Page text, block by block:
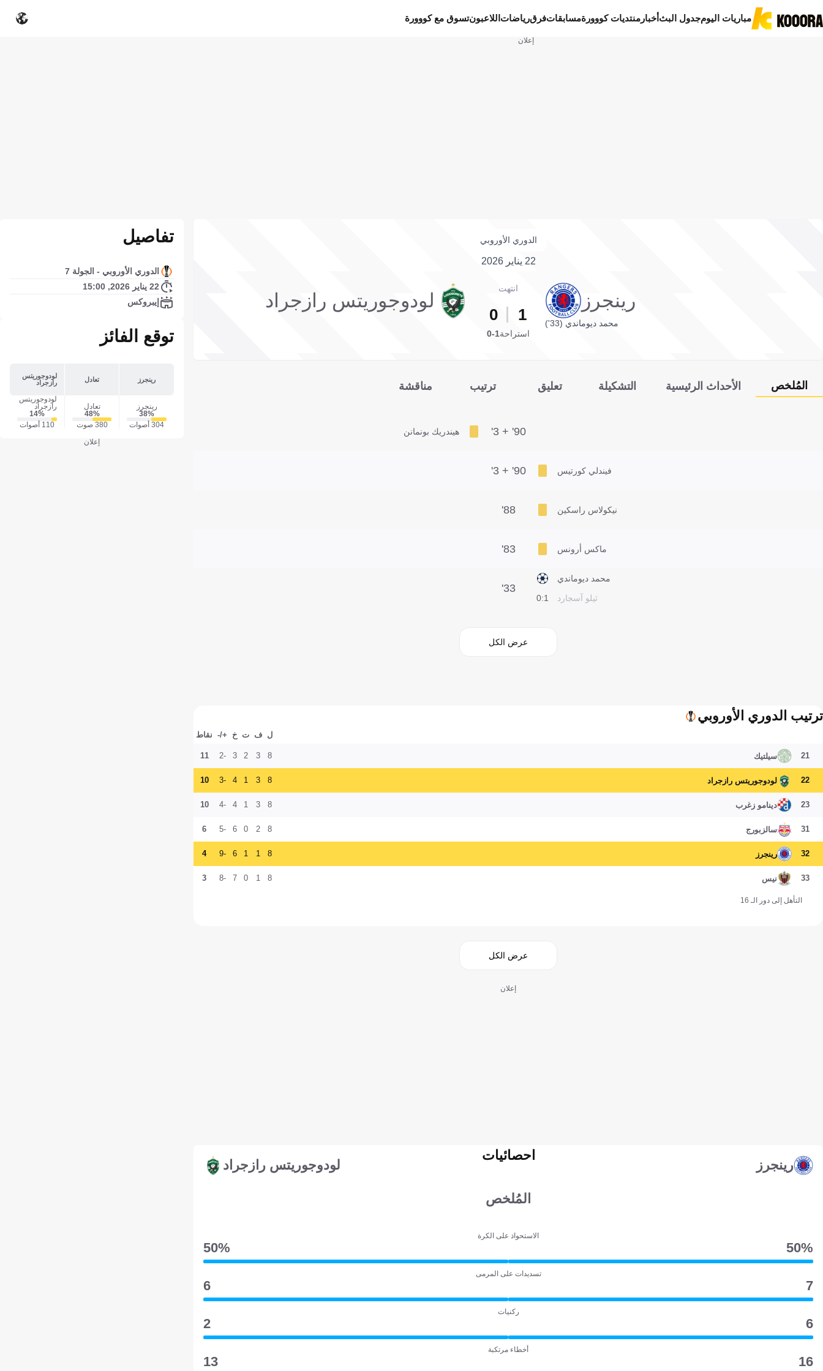
مباريات اليومجدول البثأخبار منتديات كووورةمسابقاتفرقرياضات اللاعبونتسوق مع كووورة
إعلان
الدوري الأوروبي
22 يناير 2026
رينجرز
محمد ديوماندي (33')
انتهت
1
0
لودوجوريتس رازجراد
استراحة1-0
المُلخص الأحداث الرئيسية التشكيلة تعليق ترتيب مناقشة
هيندريك بونمانن 90' + 3'
فيندلي كورتيس 90' + 3'
نيكولاس راسكين 88'
ماكس أرونس 83'
1:0
محمد ديوماندي
ثيلو آسجارد
33'
عرض الكل
ترتيب الدوري الأوروبي
ل ف ت خ +/- نقاط
21 سيلتيك 8
3
2
3
-2
11
22 لودوجوريتس رازجراد 8
3
1
4
-3
10
23 دينامو زغرب 8
3
1
4
-4
10
31 سالزبورج 8
2
0
6
-5
6
32 رينجرز 8
1
1
6
-9
4
33 نيس 8
1
0
7
-8
3
التأهل إلى دور الـ 16
عرض الكل
إعلان
رينجرز
احصائيات
لودوجوريتس رازجراد
المُلخص
الاستحواذ على الكرة
50‎%‎
50‎%‎
تسديدات على المرمى
7
6
ركنيات
6
2
أخطاء مرتكبة
16
13
تفاصيل
الدوري الأوروبي - الجولة 7
22 يناير 2026, 15:00
إيبروكس
توقع الفائز
رينجرز تعادل
لودوجوريتس
رازجراد
رينجرز
38‎%‎
304 أصوات
تعادل
48‎%‎
380 صوت
لودوجوريتس
رازجراد
14‎%‎
110 أصوات
إعلان